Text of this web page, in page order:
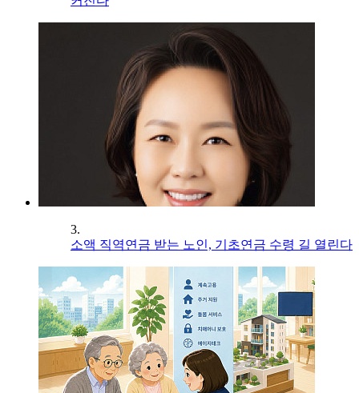
3.
소액 직역연금 받는 노인, 기초연금 수령 길 열린다